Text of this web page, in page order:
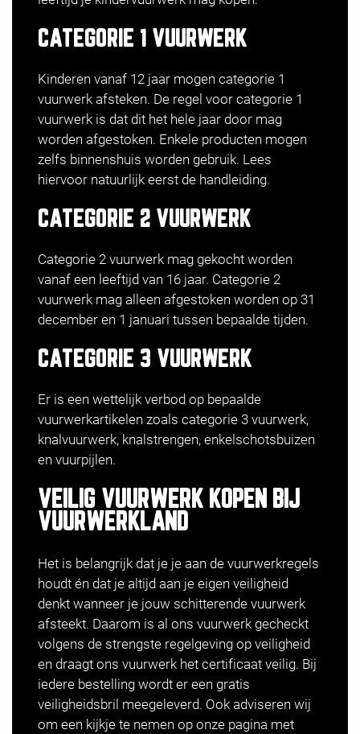
CATEGORIE 1 VUURWERK
Kinderen vanaf 12 jaar mogen categorie 1
vuurwerk afsteken. De regel voor categorie 1
vuurwerk is dat dit het hele jaar door mag
worden afgestoken. Enkele producten mogen
zelfs binnenshuis worden gebruik. Lees
hiervoor natuurlijk eerst de handleiding.
CATEGORIE 2 VUURWERK
Categorie 2 vuurwerk mag gekocht worden
vanaf een leeftijd van 16 jaar. Categorie 2
vuurwerk mag alleen afgestoken worden op 31
december en 1 januari tussen bepaalde tijden.
CATEGORIE 3 VUURWERK
Er is een wettelijk verbod op bepaalde
vuurwerkartikelen zoals categorie 3 vuurwerk,
knalvuurwerk, knalstrengen, enkelschotsbuizen
en vuurpijlen.
VEILIG VUURWERK KOPEN BIJ
VUURWERKLAND
Het is belangrijk dat je je aan de vuurwerkregels
houdt én dat je altijd aan je eigen veiligheid
denkt wanneer je jouw schitterende vuurwerk
afsteekt. Daarom is al ons vuurwerk gecheckt
volgens de strengste regelgeving op veiligheid
en draagt ons vuurwerk het certificaat veilig. Bij
iedere bestelling wordt er een gratis
veiligheidsbril meegeleverd. Ook adviseren wij
om een kijkje te nemen op onze pagina met